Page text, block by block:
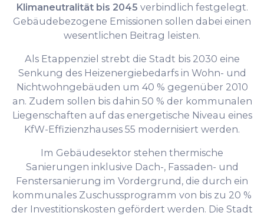
Klimaneutralität bis 2045 verbindlich festgelegt.
Gebäudebezogene Emissionen sollen dabei einen
wesentlichen Beitrag leisten.
Als Etappenziel strebt die Stadt bis 2030 eine
Senkung des Heizenergiebedarfs in Wohn- und
Nichtwohngebäuden um 40 % gegenüber 2010
an. Zudem sollen bis dahin 50 % der kommunalen
Liegenschaften auf das energetische Niveau eines
KfW-Effizienzhauses 55 modernisiert werden.
Im Gebäudesektor stehen thermische
Sanierungen inklusive Dach-, Fassaden- und
Fenstersanierung im Vordergrund, die durch ein
kommunales Zuschussprogramm von bis zu 20 %
der Investitionskosten gefördert werden. Die Stadt